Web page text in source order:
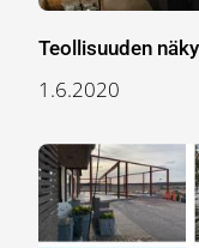
Teollisuuden
1.6.2020